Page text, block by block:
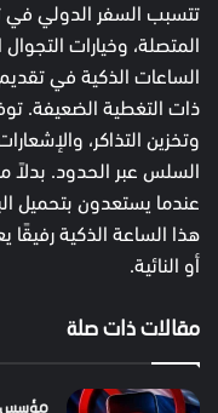
تتسبب السفر الدولي في
المتصلة، وخيارات
الساعات الذكية في
ذات التغطية الضعيفة.
وتخزين التذاكر،
السلس عبر الحدود. بدلاً
عندما يستعدون بتحميل
هذا الساعة الذكية
أو النائية.
مقالات ذات صلة
مؤسس